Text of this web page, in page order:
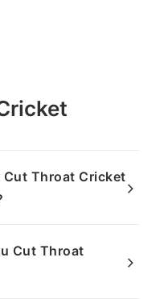
Throat Cricket
Cut Throat